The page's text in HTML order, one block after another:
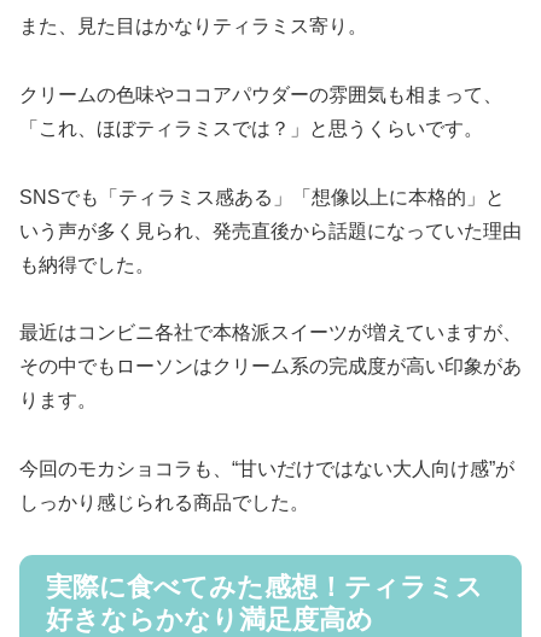
また、見た目はかなりティラミス寄り。
クリームの色味やココアパウダーの雰囲気も相まって、
「これ、ほぼティラミスでは？」と思うくらいです。
SNSでも「ティラミス感ある」「想像以上に本格的」と
いう声が多く見られ、発売直後から話題になっていた理由
も納得でした。
最近はコンビニ各社で本格派スイーツが増えていますが、
その中でもローソンはクリーム系の完成度が高い印象があ
ります。
今回のモカショコラも、“甘いだけではない大人向け感”が
しっかり感じられる商品でした。
実際に食べてみた感想！ティラミス
好きならかなり満足度高め